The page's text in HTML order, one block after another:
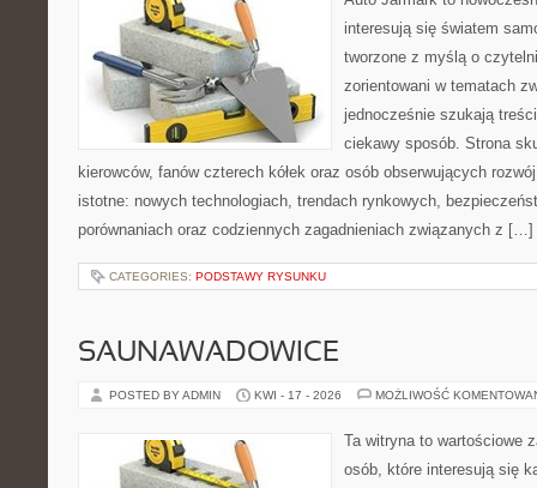
interesują się światem
tworzone z myślą o
zorientowani w tematach
jednocześnie szukają
ciekawy sposób. Strona
kierowców, fanów czterech kółek oraz osób obserwujących
istotne: nowych technologiach, trendach rynkowych,
porównaniach oraz codziennych zagadnieniach związanych z […]
CATEGORIES: PODSTAWY RYSUNKU
SAUNAWADOWICE
POSTED BY ADMIN KWI - 17 - 2026 MOŻLIWOŚĆ
Ta witryna to wartościowe
osób, które interesują się